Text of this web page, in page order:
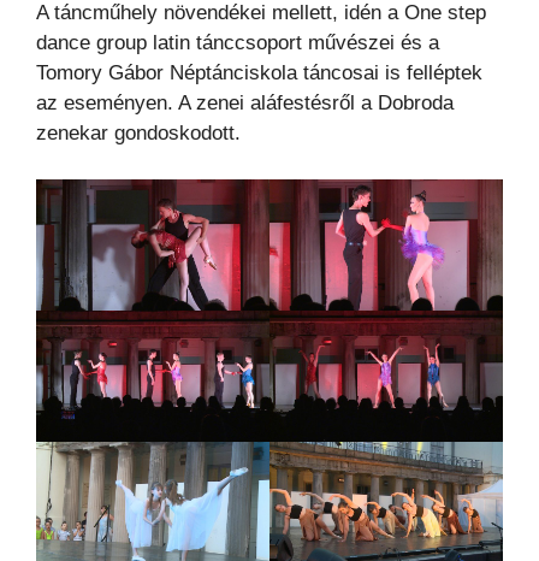
A táncműhely növendékei mellett, idén a One step
dance group latin tánccsoport művészei és a
Tomory Gábor Néptánciskola táncosai is felléptek
az eseményen. A zenei aláfestésről a Dobroda
zenekar gondoskodott.